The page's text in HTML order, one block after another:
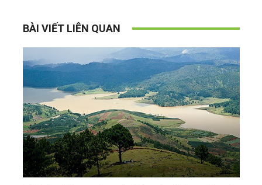
BÀI VIẾT LIÊN QUAN